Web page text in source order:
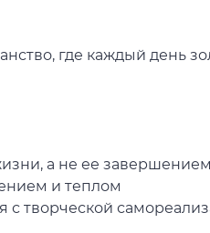
где каждый день
а не ее завершением
и теплом
с творческой